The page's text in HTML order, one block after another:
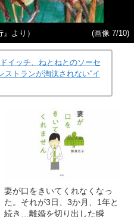
より） (画像 7/10)
イッチ、ねとねとのソーセ
トランが淘汰されない“イ
妻が口をきいてくれなくなっ
た。それが3日、3か月、1年と
続き…離婚を切り出した瞬